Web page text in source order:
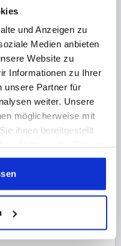
und Anzeigen zu
Medien anbieten
Website zu
Informationen zu Ihrer
unsere Partner für
weiter. Unsere
möglicherweise mit
ihnen bereitgestellt
FORM:B
ALUMINIUM
ZYLINDERGRIFF
D5=M8